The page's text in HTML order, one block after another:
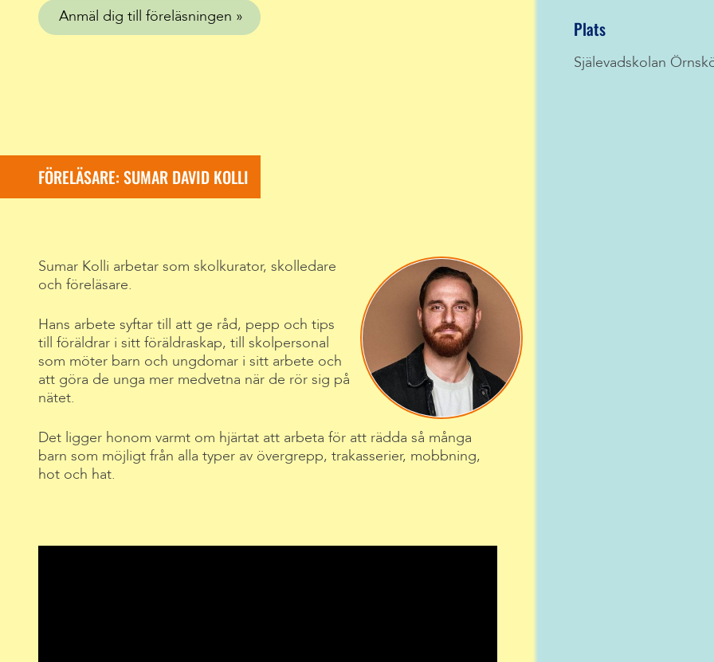
Anmäl dig till föreläsningen
FÖRELÄSARE: SUMAR DAVID KOLLI
Sumar Kolli arbetar som skolkurator, skolledare
och föreläsare.
Hans arbete syftar till att ge råd, pepp och tips
till föräldrar i sitt föräldraskap, till skolpersonal
som möter barn och ungdomar i sitt arbete och
att göra de unga mer medvetna när de rör sig på
nätet.
Det ligger honom varmt om hjärtat att arbeta för att rädda så många
barn som möjligt från alla typer av övergrepp, trakasserier, mobbning,
hot och hat.
Plats
Själevadskolan